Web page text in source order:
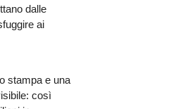
dalle
ai
stampa e una
così